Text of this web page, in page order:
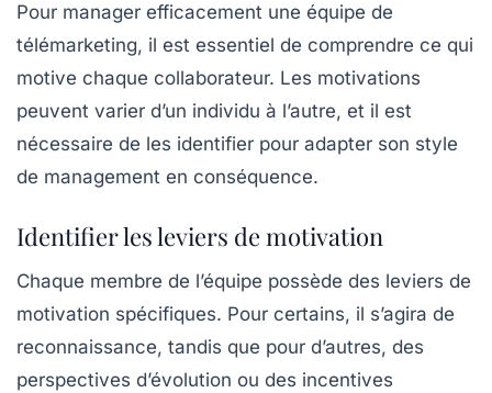
Pour manager efficacement une équipe de
télémarketing, il est essentiel de comprendre ce qui
motive chaque collaborateur. Les motivations
peuvent varier d’un individu à l’autre, et il est
nécessaire de les identifier pour adapter son style
de management en conséquence.
Identifier les leviers de motivation
Chaque membre de l’équipe possède des leviers de
motivation spécifiques. Pour certains, il s’agira de
reconnaissance, tandis que pour d’autres, des
perspectives d’évolution ou des incentives